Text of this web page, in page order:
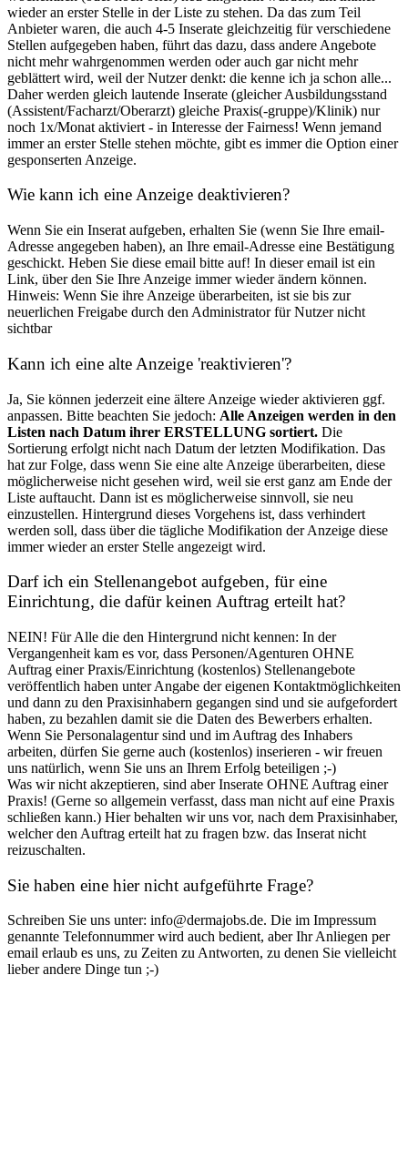
wieder an erster Stelle in der Liste zu stehen. Da das zum Teil
Anbieter waren, die auch 4-5 Inserate gleichzeitig für verschiedene
Stellen aufgegeben haben, führt das dazu, dass andere Angebote
nicht mehr wahrgenommen werden oder auch gar nicht mehr
geblättert wird, weil der Nutzer denkt: die kenne ich ja schon alle...
Daher werden gleich lautende Inserate (gleicher Ausbildungsstand
(Assistent/Facharzt/Oberarzt) gleiche Praxis(-gruppe)/Klinik) nur
noch 1x/Monat aktiviert - in Interesse der Fairness! Wenn jemand
immer an erster Stelle stehen möchte, gibt es immer die Option einer
gesponserten Anzeige.
Wie kann ich eine Anzeige deaktivieren?
Wenn Sie ein Inserat aufgeben, erhalten Sie (wenn Sie Ihre email-
Adresse angegeben haben), an Ihre email-Adresse eine Bestätigung
geschickt. Heben Sie diese email bitte auf! In dieser email ist ein
Link, über den Sie Ihre Anzeige immer wieder ändern können.
Hinweis: Wenn Sie ihre Anzeige überarbeiten, ist sie bis zur
neuerlichen Freigabe durch den Administrator für Nutzer nicht
sichtbar
Kann ich eine alte Anzeige 'reaktivieren'?
Ja, Sie können jederzeit eine ältere Anzeige wieder aktivieren ggf.
anpassen. Bitte beachten Sie jedoch: Alle Anzeigen werden in den
Listen nach Datum ihrer ERSTELLUNG sortiert. Die
Sortierung erfolgt nicht nach Datum der letzten Modifikation. Das
hat zur Folge, dass wenn Sie eine alte Anzeige überarbeiten, diese
möglicherweise nicht gesehen wird, weil sie erst ganz am Ende der
Liste auftaucht. Dann ist es möglicherweise sinnvoll, sie neu
einzustellen. Hintergrund dieses Vorgehens ist, dass verhindert
werden soll, dass über die tägliche Modifikation der Anzeige diese
immer wieder an erster Stelle angezeigt wird.
Darf ich ein Stellenangebot aufgeben, für eine
Einrichtung, die dafür keinen Auftrag erteilt hat?
NEIN! Für Alle die den Hintergrund nicht kennen: In der
Vergangenheit kam es vor, dass Personen/Agenturen OHNE
Auftrag einer Praxis/Einrichtung (kostenlos) Stellenangebote
veröffentlich haben unter Angabe der eigenen Kontaktmöglichkeiten
und dann zu den Praxisinhabern gegangen sind und sie aufgefordert
haben, zu bezahlen damit sie die Daten des Bewerbers erhalten.
Wenn Sie Personalagentur sind und im Auftrag des Inhabers
arbeiten, dürfen Sie gerne auch (kostenlos) inserieren - wir freuen
uns natürlich, wenn Sie uns an Ihrem Erfolg beteiligen ;-)
Was wir nicht akzeptieren, sind aber Inserate OHNE Auftrag einer
Praxis! (Gerne so allgemein verfasst, dass man nicht auf eine Praxis
schließen kann.) Hier behalten wir uns vor, nach dem Praxisinhaber,
welcher den Auftrag erteilt hat zu fragen bzw. das Inserat nicht
reizuschalten.
Sie haben eine hier nicht aufgeführte Frage?
Schreiben Sie uns unter: info@dermajobs.de. Die im Impressum
genannte Telefonnummer wird auch bedient, aber Ihr Anliegen per
email erlaub es uns, zu Zeiten zu Antworten, zu denen Sie vielleicht
lieber andere Dinge tun ;-)